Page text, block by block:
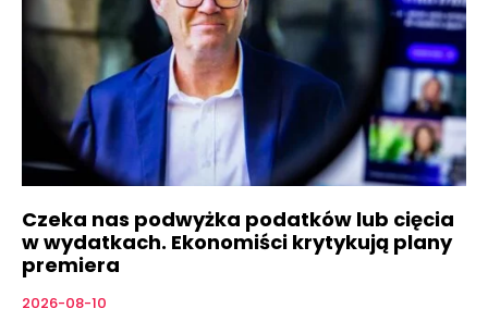
Czeka nas podwyżka podatków lub cięcia
w wydatkach. Ekonomiści krytykują plany
premiera
2026-08-10